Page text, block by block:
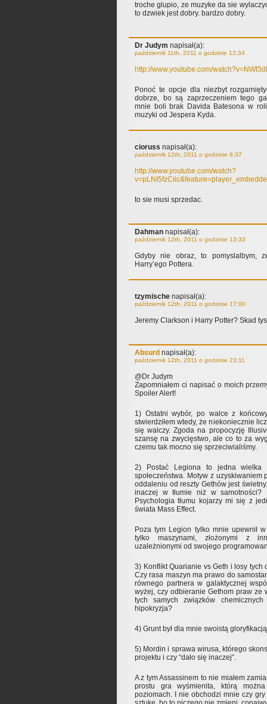
troche glupio, ze muzyke da sie
to dzwiek jest dobry. bardzo dobry.
Dr Judym napisał(a):
październik 11th, 2011 o godzinie 12:34
http://www.youtube.com/
Ponoć te opcje dla niezbyt
dobrze, bo są zaprzeczeniem tego
mnie boli brak Davida Batesona w
muzyki od Jespera Kyda.
cioruss napisał(a):
październik 12th, 2011 o godzinie 8:37
http://www.youtube.com/watch?
to sie musi sprzedac.
Dahman napisał(a):
październik 12th, 2011 o godzinie 13:33
Gdyby nie obraz, to pomyslalbym,
Harry’ego Pottera.
tzymische napisał(a):
październik 12th, 2011 o godzinie 17:00
Jeremy Clarkson i Harry Potter? Skad
Absurd napisał(a):
październik 12th, 2011 o godzinie 23:11
@Dr Judym
Zapomniałem ci napisać o moich
Spoiler Alert!
1) Ostatni wybór, po walce z
stwierdziłem wtedy, że niekoniecznie
się walczy. Zgoda na propocyzję
szansę na zwycięstwo, ale co to za
czemu tak mocno się sprzeciwialiśmy.
2) Postać Legiona to jedna wielka
społeczeństwa. Motyw z
oddaleniu od reszty Gethów jest
inaczej w tłumie niż w
Psychologia tłumu kojarzy mi się z
świata Mass Effect.
Poza tym Legion tylko mnie upewnił
tylko maszynami, złożonymi z
uzależnionymi od swojego
3) Konflikt Quarianie vs Geth i losy tych
Czy rasa maszyn ma prawo do
równego partnera w galaktycznej
wyżej, czy odbieranie Gethom praw ze
tych samych związków
hipokryzja?
4) Grunt był dla mnie swoistą
5) Mordin i sprawa wirusa, którego
projektu i czy “dało się inaczej”.
A z tym Assassinem to nie miałem
prostu gra wyśmienita, którą
poziomach. I nie obchodzi mnie czy